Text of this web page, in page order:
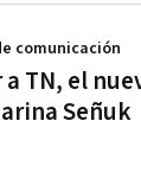
TN, el
Señuk
comunicación